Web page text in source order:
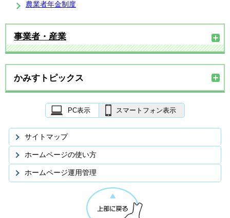
農業者年金制度
事業者・産業
かみすトピックス
PC表示 スマートフォン表示
サイトマップ
ホームページの使い方
ホームページ運用管理